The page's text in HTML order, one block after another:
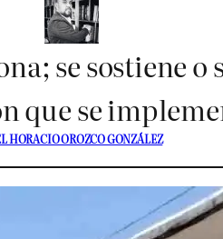
se sostiene
que se
HORACIO OROZCO GONZÁLEZ